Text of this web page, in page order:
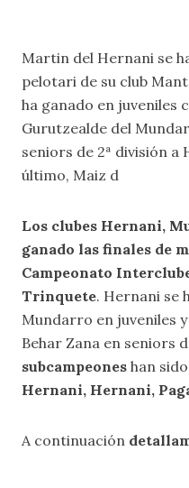
Martin del Hernani se
pelotari de su club
ha ganado en juveniles
Gurutzealde del
seniors de 2ª división a
último, Maiz d
Los clubes Hernani,
ganado las finales de
Campeonato
Trinquete. Hernani se
Mundarro en juveniles
Behar Zana en seniors
subcampeones han
Hernani, Hernani,
A continuación